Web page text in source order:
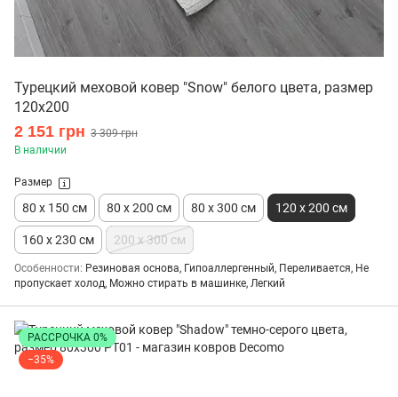
Турецкий меховой ковер "Snow" белого цвета, размер
120х200
2 151 грн 3 309 грн
В наличии
Размер
80 x 150 см 80 x 200 см 80 x 300 см 120 x 200 см
160 х 230 см 200 х 300 см
Особенности
Резиновая основа, Гипоаллергенный, Переливается, Не
пропускает холод, Можно стирать в машинке, Легкий
РАССРОЧКА 0%
−35%